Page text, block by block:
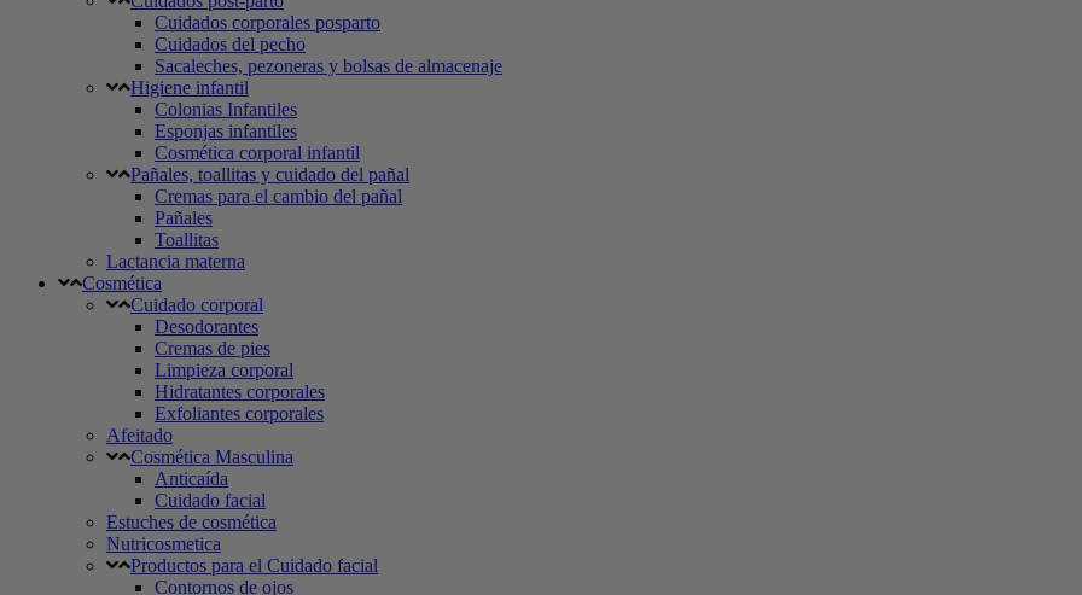
Cuidados corporales posparto
Cuidados del pecho
Sacaleches, pezoneras y bolsas de almacenaje
Higiene infantil
Colonias Infantiles
Esponjas infantiles
Cosmética corporal infantil
Pañales, toallitas y cuidado del pañal
Cremas para el cambio del pañal
Pañales
Toallitas
Lactancia materna
Cosmética
Cuidado corporal
Desodorantes
Cremas de pies
Limpieza corporal
Hidratantes corporales
Exfoliantes corporales
Afeitado
Cosmética Masculina
Anticaída
Cuidado facial
Estuches de cosmética
Nutricosmetica
Productos para el Cuidado facial
Contornos de ojos